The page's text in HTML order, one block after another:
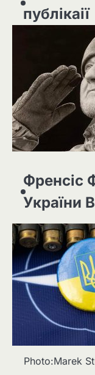
публікаії
Френсіс
України
Photo:Marek